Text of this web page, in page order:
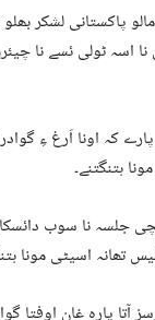
پاکستانی لشکر
اسہ ٹولی ئسے نا
پارے کہ اونا اَرغ ءِ
ہتنگتنے۔
جلسہ نا سوب
تھانہ اسیٹی مونا
آتا پارہ غان اوفتا